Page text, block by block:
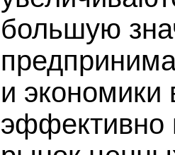
большую
и
эффективно